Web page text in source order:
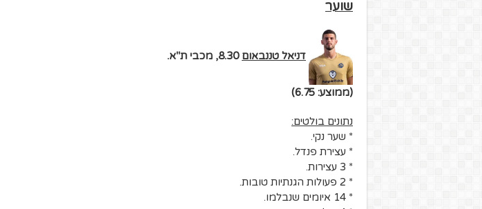
שוער
דניאל טננבאום 8.30, מכבי ת"א.
(ממוצע: 6.75)
נתונים בולטים:
* שער נקי.
* עצירת פנדל.
* 3 עצירות.
* 2 פעולות הגנתיות טובות.
* 14 איומים שנבלמו.